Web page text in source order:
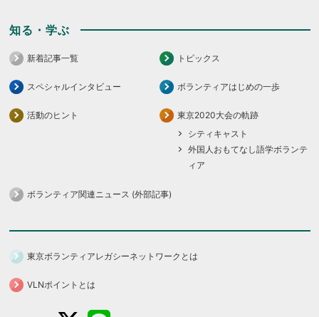
知る・学ぶ
新着記事一覧 トピックス
スペシャルインタビュー ボランティアはじめの一歩
活動のヒント
東京2020大会の軌跡
シティキャスト
外国人おもてなし語学ボランテ
ィア
ボランティア関連ニュース (外部記事)
東京ボランティアレガシーネットワークとは
VLNポイントとは